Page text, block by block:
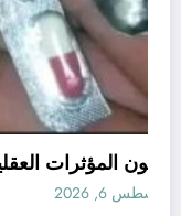
قانون المؤثرات العقلية في الجزائر
أغسطس 6, 2026